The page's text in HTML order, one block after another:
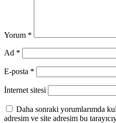
Yorum *
Ad *
E-posta *
İnternet sitesi
Daha sonraki yorumlarımda
adresim ve site adresim bu